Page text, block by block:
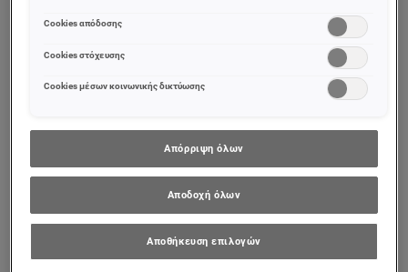
0/5
ΠΡΟΒΟΛΉ ΠΡΟΪΌΝΤΟΣ
(«Απόρριψη όλων») ή να ρυθμίσετε και να αποθηκεύσετε τις
επιλογές σας («Αποθήκευση επιλογών»). Μπορείτε επίσης, ανά
πάσα στιγμή, να ελέγξετε και να ρυθμίσετε εκ νέου τις επιλογές
Περισσότερες πληροφορίες μπορείτε να βρείτε στην
Cookies απόδοσης
Cookies στόχευσης
Cookies μέσων κοινωνικής δικτύωσης
Απόρριψη όλων
Αποδοχή όλων
Αποθήκευση επιλογών